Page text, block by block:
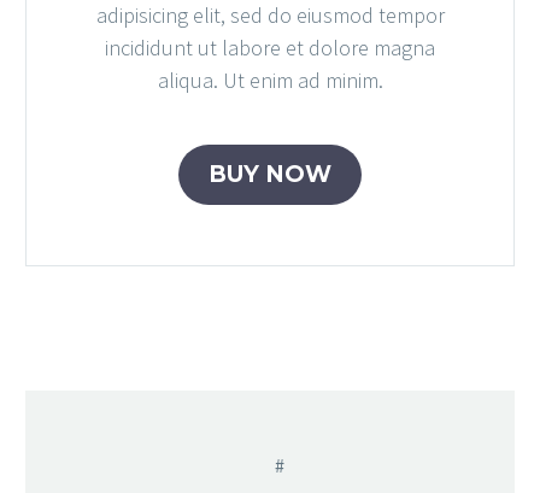
adipisicing elit, sed do eiusmod tempor
incididunt ut labore et dolore magna
aliqua. Ut enim ad minim.
BUY NOW